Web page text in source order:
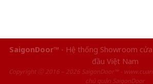
SaigonDoor™ - Hệ thống Showroom
đầu Việt Nam
Copyright ⓒ 2016 – 2026 SaigonDoor™ -
chủ quản SaigonDoor